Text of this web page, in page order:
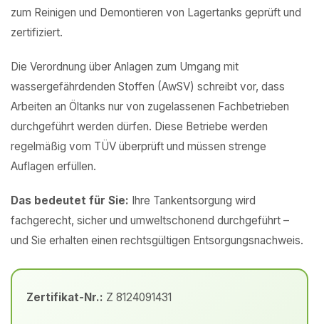
zum Reinigen und Demontieren von Lagertanks geprüft und
zertifiziert.
Die Verordnung über Anlagen zum Umgang mit
wassergefährdenden Stoffen (AwSV) schreibt vor, dass
Arbeiten an Öltanks nur von zugelassenen Fachbetrieben
durchgeführt werden dürfen. Diese Betriebe werden
regelmäßig vom TÜV überprüft und müssen strenge
Auflagen erfüllen.
Das bedeutet für Sie: Ihre Tankentsorgung wird
fachgerecht, sicher und umweltschonend durchgeführt –
und Sie erhalten einen rechtsgültigen Entsorgungsnachweis.
Zertifikat-Nr.: Z 8124091431